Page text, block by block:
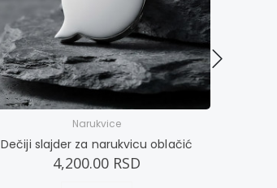
Narukvice
Dečiji slajder za narukvicu oblačić
4,200.00 RSD